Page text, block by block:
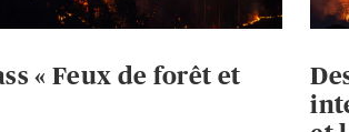
« Feux de forêt et